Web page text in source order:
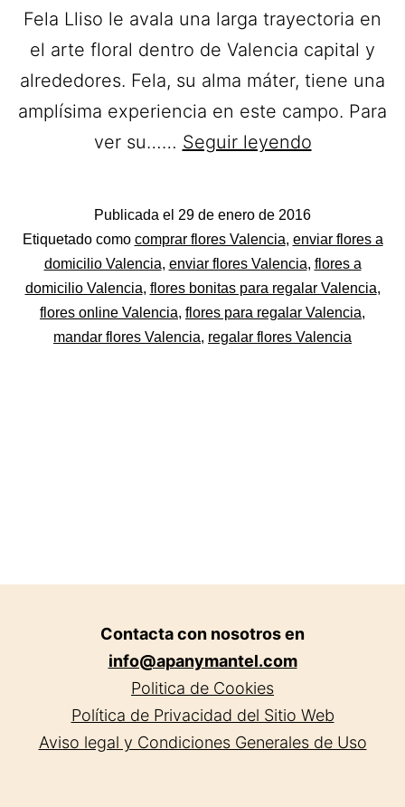
Fela Lliso le avala una larga trayectoria en
el arte floral dentro de Valencia capital y
alrededores. Fela, su alma máter, tiene una
amplísima experiencia en este campo. Para
ver su…… Seguir leyendoFlores
Ramos
de
Flores
a
Publicada el 29 de enero de 2016
Categorizado
como
Flores
Etiquetado como comprar flores Valencia, enviar flores a
domicilio Valencia, enviar flores Valencia, flores a
domicilio Valencia, flores bonitas para regalar Valencia,
flores online Valencia, flores para regalar Valencia,
mandar flores Valencia, regalar flores Valencia
Contacta con nosotros en
info@apanymantel.com
Politica de Cookies
Política de Privacidad del Sitio Web
Aviso legal y Condiciones Generales de Uso